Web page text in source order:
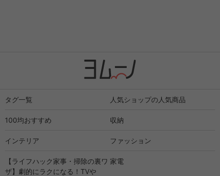
タグ一覧 人気ショップの人気商品
100均おすすめ 収納
インテリア ファッション
【ライフハック家事・掃除の裏ワ
ザ】劇的にラクになる！TVや
家電